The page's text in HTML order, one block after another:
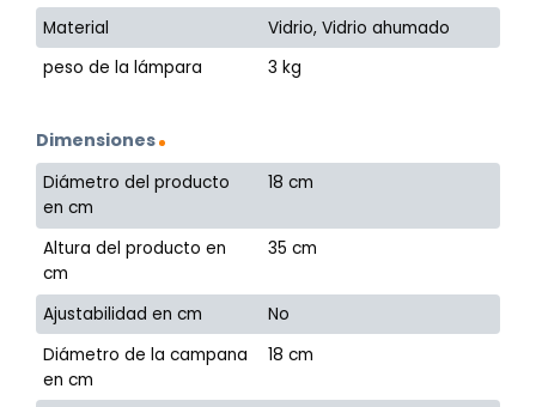
Material
Vidrio, Vidrio ahumado
peso de la lámpara
3 kg
Dimensiones
Diámetro del producto
en cm
18 cm
Altura del producto en
cm
35 cm
Ajustabilidad en cm
No
Diámetro de la campana
en cm
18 cm